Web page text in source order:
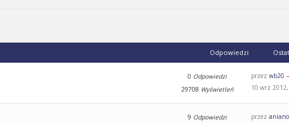
Odpowiedzi
0 Odpowiedzi
29708 Wyświetleń
przezwb20
10 wrz
9 Odpowiedzi
przez